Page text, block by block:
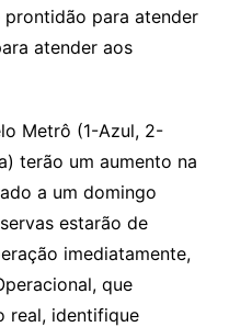
para atender
atender aos
Metrô (1-Azul, 2-
terão um aumento na
a um domingo
estarão de
imediatamente,
que
real, identifique